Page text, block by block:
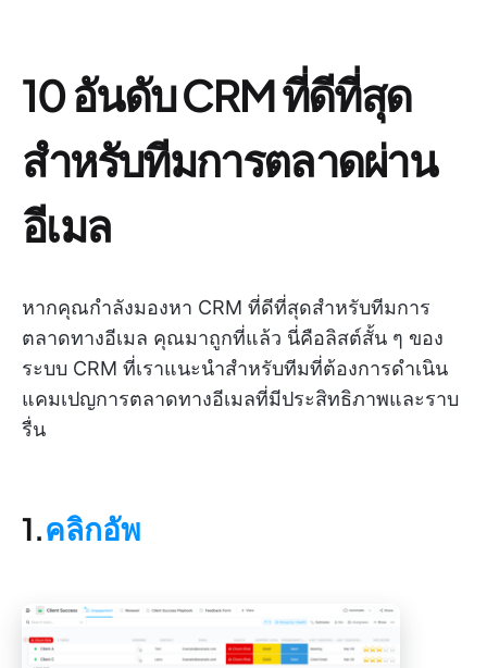
10 อันดับ CRM ที่ดีที่สุด
สำหรับทีมการตลาดผ่าน
อีเมล
หากคุณกำลังมองหา CRM ที่ดีที่สุดสำหรับทีมการ
ตลาดทางอีเมล คุณมาถูกที่แล้ว นี่คือลิสต์สั้น ๆ ของ
ระบบ CRM ที่เราแนะนำสำหรับทีมที่ต้องการดำเนิน
แคมเปญการตลาดทางอีเมลที่มีประสิทธิภาพและราบ
รื่น
1.คลิกอัพ